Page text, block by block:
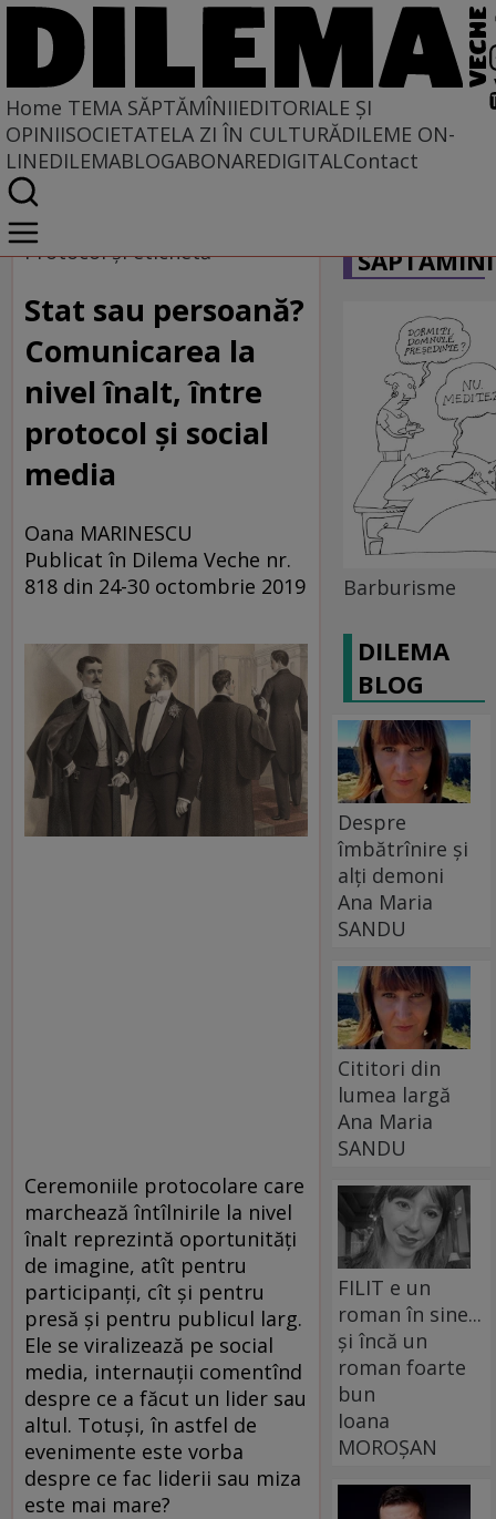
Home TEMA SĂPTĂMÎNIIEDITORIALE ȘI
OPINIISOCIETATELA ZI ÎN CULTURĂDILEME ON-
LINEDILEMABLOGABONAREDIGITALContact
Home
Tema săptămînii
Protocol și etichetă
Stat sau persoană?
Comunicarea la
nivel înalt, între
protocol și social
media
Oana MARINESCU
Publicat în Dilema Veche nr.
818 din 24-30 octombrie 2019
Ceremoniile protocolare care
marchează întîlnirile la nivel
înalt reprezintă oportunități
de imagine, atît pentru
participanți, cît și pentru
presă și pentru publicul larg.
Ele se viralizează pe social
media, internauții comentînd
despre ce a făcut un lider sau
altul. Totuși, în astfel de
evenimente este vorba
despre ce fac liderii sau miza
este mai mare?
Barburisme
DILEMA
BLOG
Despre
îmbătrînire și
alți demoni
Ana Maria
SANDU
Cititori din
lumea largă
Ana Maria
SANDU
FILIT e un
roman în sine...
și încă un
roman foarte
bun
Ioana
MOROȘAN